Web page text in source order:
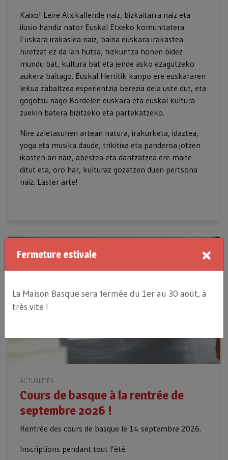
Kaixo! Leire Atxikallende naiz, bizkaitarra naiz eta
ilusio handiz nator Euskal Etxeko komunitatera.
Euskara irakaslea naiz, baina euskara irakastea
niretzat ez da lan hutsa; hizkuntza honen bidez
mundu bat, kultura bat eta jende asko ezagutzeko
aukera baitago. Euskal Herritik kanpo ere euskararen
lekua zabaltzea esperientzia berezia dela uste dut, eta
gogotsu nago Bordelen euskara eta euskal kultura
zuekin batera bizitzeko eta partekatzeko.
Nire zaletasunen artean natura, irakurketa, idaztea,
yoga eta musika daude; trikitixa eta panderoa jotzen
ikasten ari naiz, abestea eta dantzatzea ere maite
ditut eta, oro har, kulturaz gozatzen duen pertsona
naiz. Laster arte!
ACTUALITÉS
Cours de basque à la rentrée de
septembre 2026 !
Rentrée des cours de basque le 14 septembre 2026.
Inscriptions pendant tout l’été.
Fermeture estivale ×
La Maison Basque sera fermée du 1er au 30 août, à
très vite !